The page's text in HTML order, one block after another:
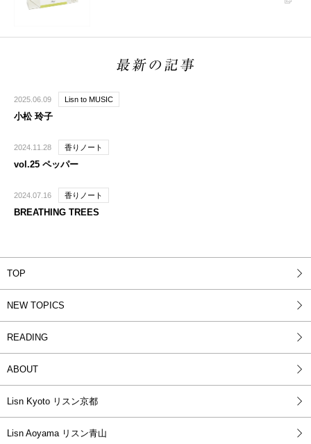
2025.06.09 Lisn to MUSIC
小松 玲子
2024.11.28 香りノート
vol.25 ペッパー
2024.07.16 香りノート
BREATHING TREES
TOP
NEW TOPICS
READING
ABOUT
Lisn Kyoto リスン京都
Lisn Aoyama リスン青山